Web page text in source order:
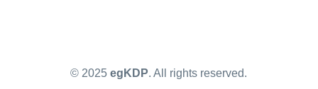
© 2025egKDP. All rights reserved.